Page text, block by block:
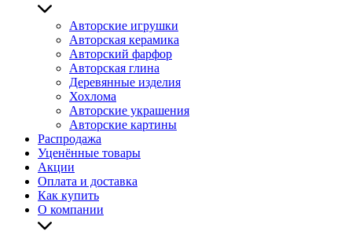
Авторские игрушки
Авторская керамика
Авторский фарфор
Авторская глина
Деревянные изделия
Хохлома
Авторские украшения
Авторские картины
Распродажа
Уценённые товары
Акции
Оплата и доставка
Как купить
О компании